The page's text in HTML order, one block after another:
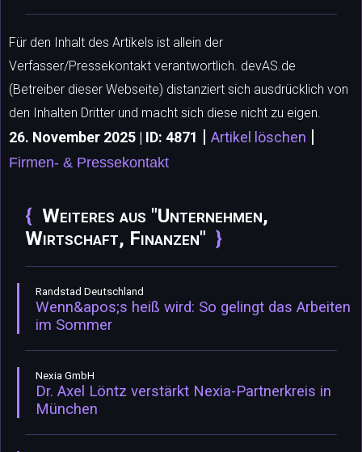
Für den Inhalt des Artikels ist allein der
Verfasser/Pressekontakt verantwortlich. devAS.de
(Betreiber dieser Webseite) distanziert sich ausdrücklich von
den Inhalten Dritter und macht sich diese nicht zu eigen.
26. November 2025 | ID: 4871 | Artikel löschen |
Firmen- & Pressekontakt
Weiteres aus "Unternehmen,
Wirtschaft, Finanzen"
Randstad Deutschland
Wenn&apos;s heiß wird: So gelingt das Arbeiten
im Sommer
Nexia GmbH
Dr. Axel Löntz verstärkt Nexia-Partnerkreis in
München